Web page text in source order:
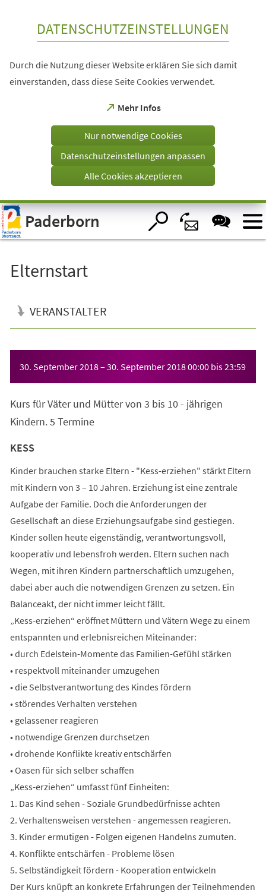
Visuelle
Assistenzsoftware
öffnen.
DATENSCHUTZEINSTELLUNGEN
Durch die Nutzung dieser Website erklären Sie sich damit
einverstanden, dass diese Seite Cookies verwendet.
Mehr Infos
(Öffnet
einem
Tab)
Nur notwendige Cookies
Datenschutzeinstellungen anpassen
Alle Cookies akzeptieren
Paderborn
Elternstart
VERANSTALTER
30. September 2018– 30. September 201800:00 bis23:59
Kurs für Väter und Mütter von 3 bis 10 - jährigen
Kindern. 5 Termine
KESS
Kinder brauchen starke Eltern - "Kess-erziehen" stärkt Eltern
mit Kindern von 3 – 10 Jahren. Erziehung ist eine zentrale
Aufgabe der Familie. Doch die Anforderungen der
Gesellschaft an diese Erziehungsaufgabe sind gestiegen.
Kinder sollen heute eigenständig, verantwortungsvoll,
kooperativ und lebensfroh werden. Eltern suchen nach
Wegen, mit ihren Kindern partnerschaftlich umzugehen,
dabei aber auch die notwendigen Grenzen zu setzen. Ein
Balanceakt, der nicht immer leicht fällt.
„Kess-erziehen“ eröffnet Müttern und Vätern Wege zu einem
entspannten und erlebnisreichen Miteinander:
• durch Edelstein-Momente das Familien-Gefühl stärken
• respektvoll miteinander umzugehen
• die Selbstverantwortung des Kindes fördern
• störendes Verhalten verstehen
• gelassener reagieren
• notwendige Grenzen durchsetzen
• drohende Konflikte kreativ entschärfen
• Oasen für sich selber schaffen
„Kess-erziehen“ umfasst fünf Einheiten:
1. Das Kind sehen - Soziale Grundbedürfnisse achten
2. Verhaltensweisen verstehen - angemessen reagieren.
3. Kinder ermutigen - Folgen eigenen Handelns zumuten.
4. Konflikte entschärfen - Probleme lösen
5. Selbständigkeit fördern - Kooperation entwickeln
Der Kurs knüpft an konkrete Erfahrungen der Teilnehmenden